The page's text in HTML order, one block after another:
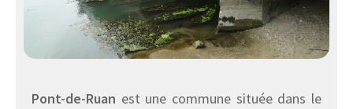
Pont-de-Ruan est une commune située dans le